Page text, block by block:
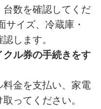
台数を確認してくだ
サイズ、冷蔵庫・
します。
ル券の手続きをす
金を支払い、家電
ってください。